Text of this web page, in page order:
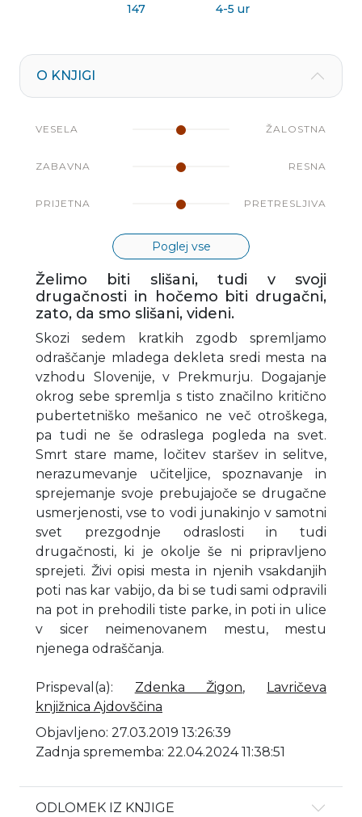
147
4-5 ur
O KNJIGI
VESELA ŽALOSTNA
ZABAVNA RESNA
PRIJETNA PRETRESLJIVA
Poglej vse
Želimo biti slišani, tudi v svoji
drugačnosti in hočemo biti drugačni,
zato, da smo slišani, videni.
Skozi sedem kratkih zgodb spremljamo
odraščanje mladega dekleta sredi mesta na
vzhodu Slovenije, v Prekmurju. Dogajanje
okrog sebe spremlja s tisto značilno kritično
pubertetniško mešanico ne več otroškega,
pa tudi ne še odraslega pogleda na svet.
Smrt stare mame, ločitev staršev in selitve,
nerazumevanje učiteljice, spoznavanje in
sprejemanje svoje prebujajoče se drugačne
usmerjenosti, vse to vodi junakinjo v samotni
svet prezgodnje odraslosti in tudi
drugačnosti, ki je okolje še ni pripravljeno
sprejeti. Živi opisi mesta in njenih vsakdanjih
poti nas kar vabijo, da bi se tudi sami odpravili
na pot in prehodili tiste parke, in poti in ulice
v sicer neimenovanem mestu, mestu
njenega odraščanja.
Prispeval(a): Zdenka Žigon,
Lavričeva
knjižnica Ajdovščina
Objavljeno: 27.03.2019 13:26:39
Zadnja sprememba: 22.04.2024 11:38:51
ODLOMEK IZ KNJIGE